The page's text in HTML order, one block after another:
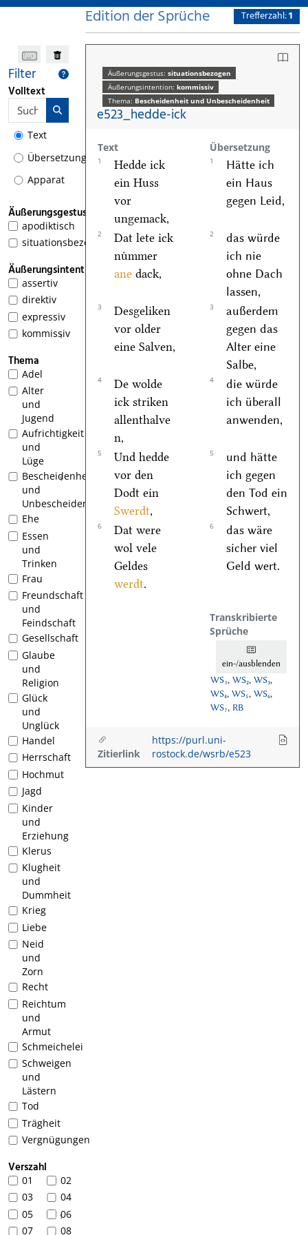
Filter
Volltext
Text
Übersetzung
Apparat
Äußerungsgestus
apodiktisch
1
situationsbezogen
Äußerungsintention
assertiv
direktiv
expressiv
1
kommissiv
Thema
Adel
Alter
und
Jugend
Aufrichtigkeit
und
Lüge
1
Bescheidenheit
und
Unbescheidenheit
Ehe
Essen
und
Trinken
Frau
Freundschaft
und
Feindschaft
Gesellschaft
Glaube
und
Religion
Glück
und
Unglück
Handel
Herrschaft
Hochmut
Jagd
Kinder
und
Erziehung
Klerus
Klugheit
und
Dummheit
Krieg
Liebe
Neid
und
Zorn
Recht
Reichtum
und
Armut
Schmeichelei
Schweigen
und
Lästern
Tod
Trägheit
Vergnügungen
Verszahl
01
02
03
04
05
106
07
08
Edition der Sprüche Trefferzahl:1
Äußerungsgestus: situationsbezogen
Äußerungsintention: kommissiv
Thema: Bescheidenheit und Unbescheidenheit
e523_hedde-ick
Text Übersetzung
1
Hedde ick
ein Huss
vor
ungemack,
1
Hätte ich
ein Haus
gegen Leid,
2
Dat lete ick
nuͤmmer
ane dack,
2
das würde
ich nie
ohne Dach
lassen,
3
Desgeliken
vor older
eine Salven,
3
außerdem
gegen das
Alter eine
Salbe,
4
De wolde
ick striken
allenthalve
n,
4
die würde
ich überall
anwenden,
5
Und hedde
vor den
Dodt ein
Swerdt,
5
und hätte
ich gegen
den Tod ein
Schwert,
6
Dat were
wol vele
Geldes
werdt.
6
das wäre
sicher viel
Geld wert.
Transkribierte
Sprüche
ein-/ausblenden
WS₁, WS₂, WS₃,
WS₄, WS₅, WS₆,
WS₇, RB
Zitierlink
https://purl.uni-
rostock.de/wsrb/e523